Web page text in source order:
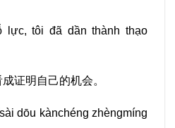
lực, tôi đã dần thành thạo
证明自己的机会。
dōu kànchéng zhèngmíng